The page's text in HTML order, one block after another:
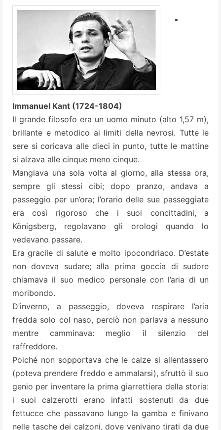
Immanuel Kant (1724-1804)
Il grande filosofo era un uomo minuto (alto 1,57 m),
brillante e metodico ai limiti della nevrosi. Tutte le
sere si coricava alle dieci in punto, tutte le mattine
si alzava alle cinque meno cinque.
Mangiava una sola volta al giorno, alla stessa ora,
sempre gli stessi cibi; dopo pranzo, andava a
passeggio per un’ora; l’orario delle sue passeggiate
era così rigoroso che i suoi concittadini, a
Königsberg, regolavano gli orologi quando lo
vedevano passare.
Era gracile di salute e molto ipocondriaco. D’estate
non doveva sudare; alla prima goccia di sudore
chiamava il suo medico personale con l’aria di un
moribondo.
D’inverno, a passeggio, doveva respirare l’aria
fredda solo col naso, perciò non parlava a nessuno
mentre camminava: meglio il silenzio del
raffreddore.
Poiché non sopportava che le calze si allentassero
(poteva prendere freddo e ammalarsi), sfruttò il suo
genio per inventare la prima giarrettiera della storia:
i suoi calzerotti erano infatti sostenuti da due
fettucce che passavano lungo la gamba e finivano
nelle tasche dei calzoni, dove venivano tirati da due